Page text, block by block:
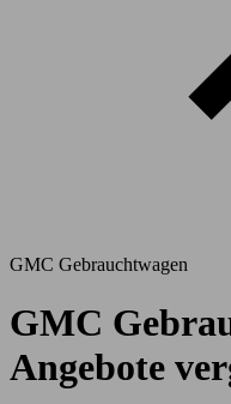
GMC Gebrauchtwagen
GMC
Angebote